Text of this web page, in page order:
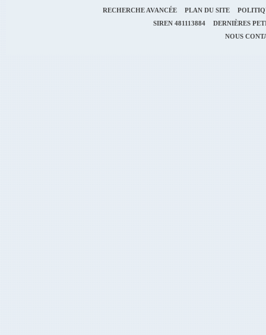
RECHERCHE AVANCÉE PLAN DU SITE
SIREN 481113884
DERNIÈRES
NOUS